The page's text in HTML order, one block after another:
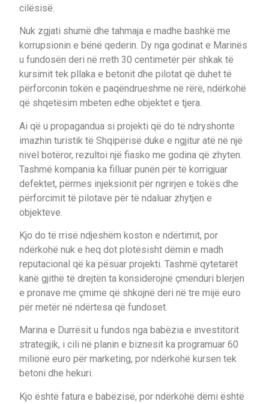
cilësisë.
Nuk zgjati shumë dhe tahmaja e madhe bashkë me
korrupsionin e bënë qederin. Dy nga godinat e Marinës
u fundosën deri në rreth 30 centimetër për shkak të
kursimit tek pllaka e betonit dhe pilotat që duhet të
përforconin tokën e paqëndrueshme në rërë, ndërkohë
që shqetësim mbeten edhe objektet e tjera.
Ai që u propagandua si projekti që do të ndryshonte
imazhin turistik të Shqipërisë duke e ngjitur atë në një
nivel botëror, rezultoi një fiasko me godina që zhyten.
Tashmë kompania ka filluar punën për të korrigjuar
defektet, përmes injeksionit për ngrirjen e tokës dhe
përforcimit të pilotave për të ndaluar zhytjen e
objekteve.
Kjo do të rrisë ndjeshëm koston e ndërtimit, por
ndërkohë nuk e heq dot plotësisht dëmin e madh
reputacional që ka pësuar projekti. Tashmë qytetarët
kanë gjithë të drejtën ta konsiderojnë çmenduri blerjen
e pronave me çmime që shkojnë deri në tre mijë euro
për metër në ndërtesa që fundoset.
Marina e Durrësit u fundos nga babëzia e investitorit
strategjik, i cili në planin e biznesit ka programuar 60
milionë euro për marketing, por ndërkohë kursen tek
betoni dhe hekuri.
Kjo është fatura e babëzisë, por ndërkohë dëmi është